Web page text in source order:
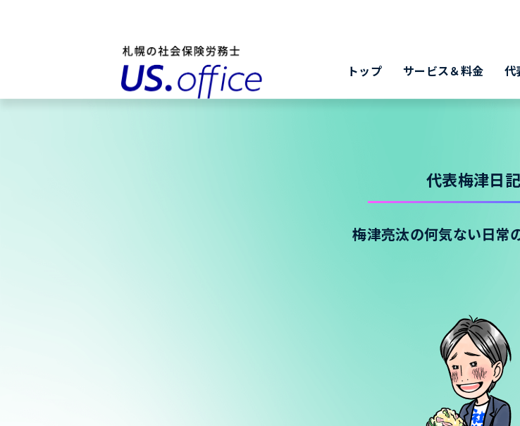
トップ サービス＆料金 代
代表梅津日記
梅津亮汰の何気ない日常